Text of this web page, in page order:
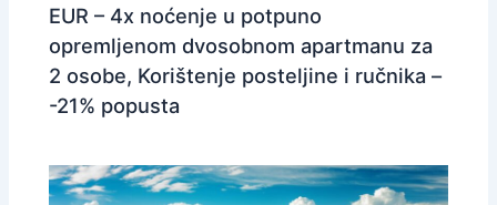
EUR – 4x noćenje u potpuno
opremljenom dvosobnom apartmanu za
2 osobe, Korištenje posteljine i ručnika –
-21% popusta